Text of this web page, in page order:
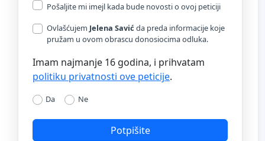
Pošaljite mi imejl kada bude novosti o ovoj peticiji
Ovlašćujem Jelena Savić da preda informacije koje
pružam u ovom obrascu donosiocima odluka.
Imam najmanje 16 godina, i prihvatam
politiku privatnosti ove peticije.
Da Ne
Potpišite